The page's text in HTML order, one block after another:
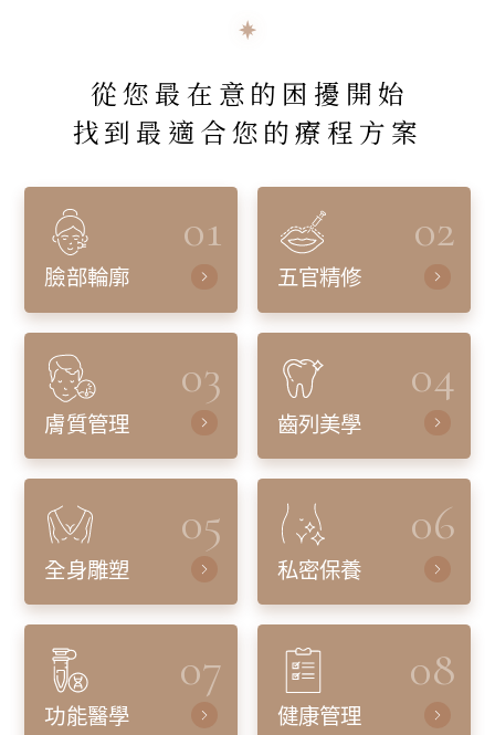
從您最在意的困擾開始
找到最適合您的療程方案
01
臉部輪廓
02
五官精修
03
膚質管理
04
齒列美學
05
全身雕塑
06
私密保養
07
功能醫學
08
健康管理